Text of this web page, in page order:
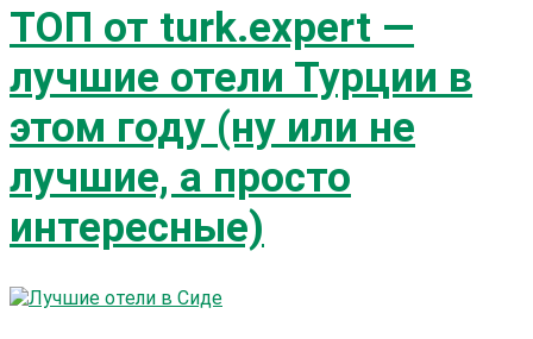
ТОП от turk.expert —
лучшие отели Турции в
этом году (ну или не
лучшие, а просто
интересные)